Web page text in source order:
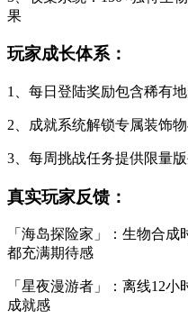
果
玩家成长体系：
1、每日登陆奖励包含稀有
2、成就系统解锁专属装饰
3、每周挑战任务提供限量
真实玩家反馈：
「海岛探险家」：生物合
都充满期待感
「星夜漫游者」：离线12
成就感